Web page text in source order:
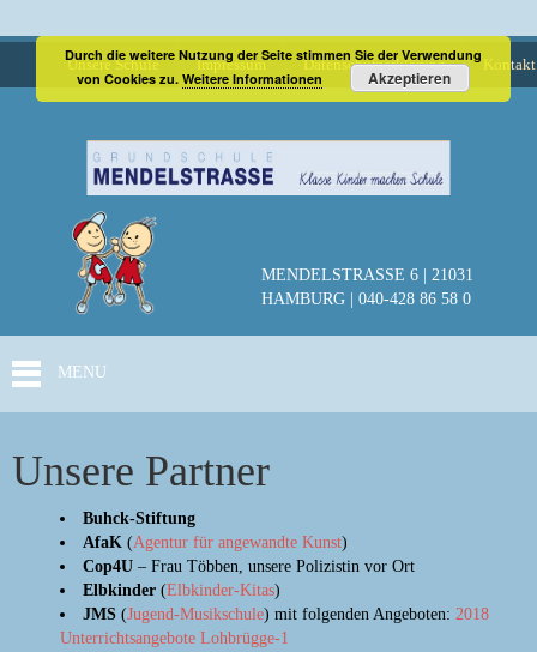
Unsere Schule Impressum Datenschutzerklärung Kontakt
MENDELSTRASSE 6 | 21031
HAMBURG | 040-428 86 58 0
MENU
Unsere Partner
Buhck-Stiftung
AfaK (Agentur für angewandte Kunst)
Cop4U – Frau Többen, unsere Polizistin vor Ort
Elbkinder (Elbkinder-Kitas)
JMS (Jugend-Musikschule) mit folgenden Angeboten: 2018
Unterrichtsangebote Lohbrügge-1
Durch die weitere Nutzung der Seite stimmen Sie der Verwendung
von Cookies zu. Weitere Informationen Akzeptieren